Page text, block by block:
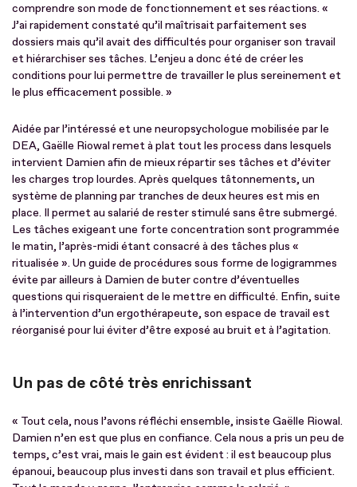
comprendre son mode de fonctionnement et ses réactions. «
J’ai rapidement constaté qu’il maîtrisait parfaitement ses
dossiers mais qu’il avait des difficultés pour organiser son travail
et hiérarchiser ses tâches. L’enjeu a donc été de créer les
conditions pour lui permettre de travailler le plus sereinement et
le plus efficacement possible. »
Aidée par l’intéressé et une neuropsychologue mobilisée par le
DEA, Gaëlle Riowal remet à plat tout les process dans lesquels
intervient Damien afin de mieux répartir ses tâches et d’éviter
les charges trop lourdes. Après quelques tâtonnements, un
système de planning par tranches de deux heures est mis en
place. Il permet au salarié de rester stimulé sans être submergé.
Les tâches exigeant une forte concentration sont programmée
le matin, l’après-midi étant consacré à des tâches plus «
ritualisée ». Un guide de procédures sous forme de logigrammes
évite par ailleurs à Damien de buter contre d’éventuelles
questions qui risqueraient de le mettre en difficulté. Enfin, suite
à l’intervention d’un ergothérapeute, son espace de travail est
réorganisé pour lui éviter d’être exposé au bruit et à l’agitation.
Un pas de côté très enrichissant
« Tout cela, nous l’avons réfléchi ensemble, insiste Gaëlle Riowal.
Damien n’en est que plus en confiance. Cela nous a pris un peu de
temps, c’est vrai, mais le gain est évident : il est beaucoup plus
épanoui, beaucoup plus investi dans son travail et plus efficient.